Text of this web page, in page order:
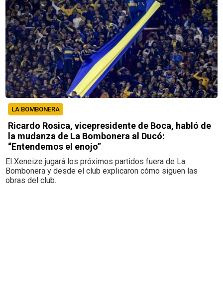
LA BOMBONERA
Ricardo Rosica, vicepresidente de Boca, habló de
la mudanza de La Bombonera al Ducó:
“Entendemos el enojo”
El Xeneize jugará los próximos partidos fuera de La
Bombonera y desde el club explicaron cómo siguen las
obras del club.